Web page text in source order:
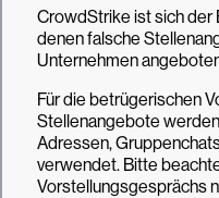
CrowdStrike ist sich
denen falsche
Unternehmen
Für die betrügerischen
Stellenangebote
Adressen,
verwendet. Bitte
Vorstellungsgesprächs